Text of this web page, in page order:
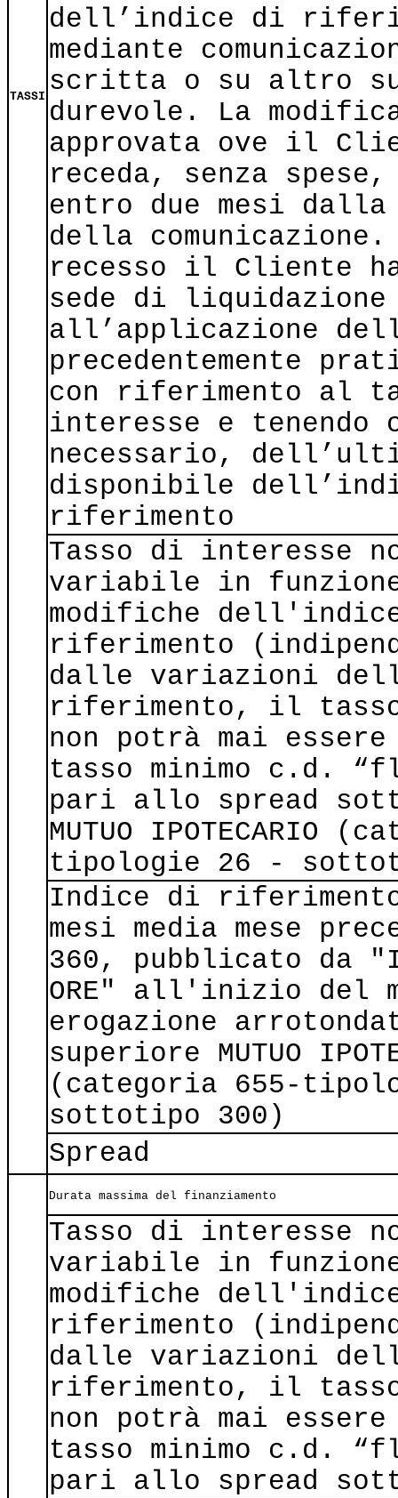
TASSI
dell’indice di
mediante
scritta o su altro
durevole. La
approvata ove il
receda, senza
entro due mesi
della
recesso il Cliente
sede di
all’applicazione
precedentemente
con riferimento al
interesse e tenendo
necessario,
disponibile
riferimento
Tasso di interesse
variabile in
modifiche
riferimento
dalle variazioni
riferimento, il
non potrà mai
tasso minimo c.d.
pari allo spread
MUTUO IPOTECARIO
tipologie 26 -
Indice di riferimento:
mesi media mese
360, pubblicato da
ORE" all'inizio del
erogazione
superiore MUTUO
(categoria 655-
sottotipo 300)
Spread
Durata massima del finanziamento
Tasso di interesse
variabile in
modifiche
riferimento
dalle variazioni
riferimento, il
non potrà mai
tasso minimo c.d.
pari allo spread